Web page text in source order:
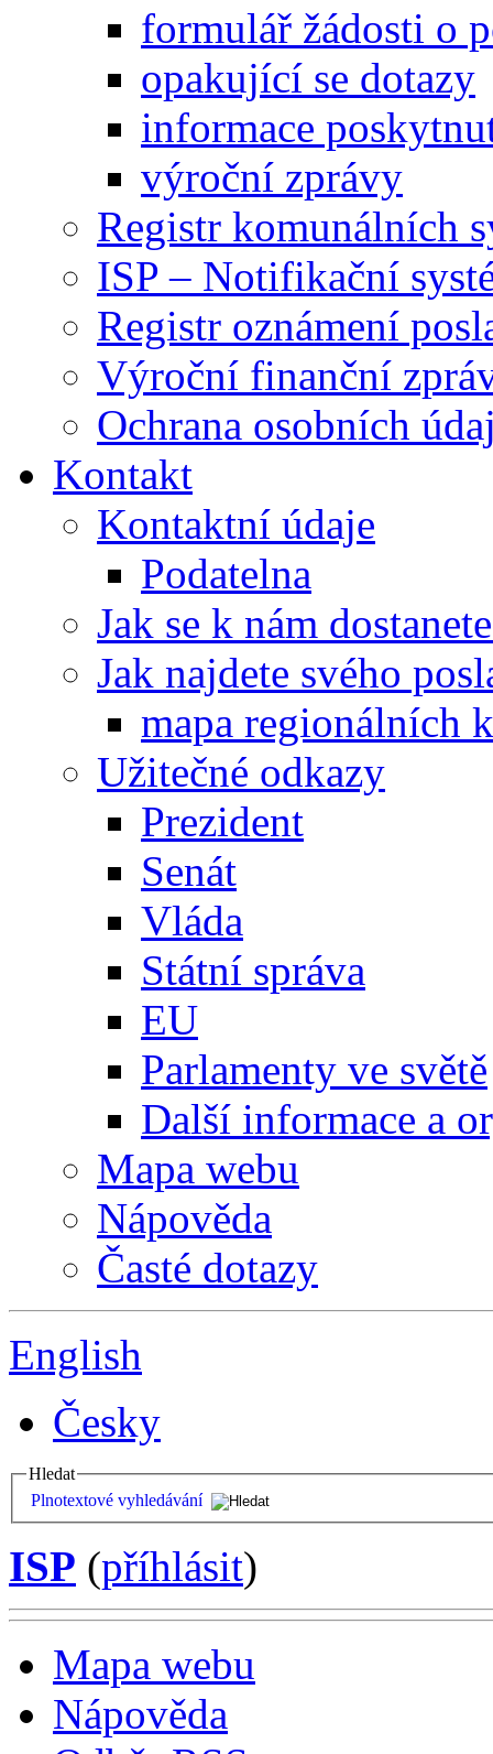
formulář žádosti o
opakující se dotazy
informace
výroční zprávy
Registr komunálních
ISP – Notifikační
Registr oznámení
Výroční finanční
Ochrana osobních
Kontakt
Kontaktní údaje
Podatelna
Jak se k nám
Jak najdete svého
mapa regionálních
Užitečné odkazy
Prezident
Senát
Vláda
Státní správa
EU
Parlamenty ve světě
Další informace a
Mapa webu
Nápověda
Časté dotazy
English
Česky
Hledat
Plnotextové vyhledávání
ISP (příhlásit)
Mapa webu
Nápověda